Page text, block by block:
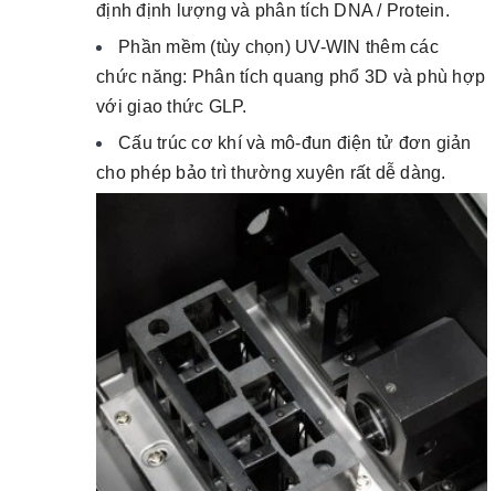
định định
lượng và phân tích DNA / Protein.
Phần mềm (tùy chọn) UV-WIN thêm các
chức năng: Phân tích quang phổ 3D và phù hợp
với giao thức GLP.
Cấu trúc cơ khí và mô-đun điện tử đơn giản
cho phép bảo trì thường xuyên rất dễ dàng.